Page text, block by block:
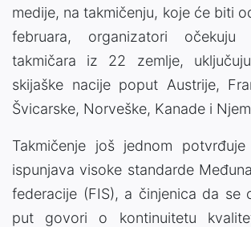
medije, na takmičenju, koje će biti
februara, organizatori
takmičara iz 22 zemlje,
skijaške nacije poput Austrije,
Švicarske, Norveške, Kanade i
Takmičenje još jednom
ispunjava visoke standarde
federacije (FIS), a činjenica da se
put govori o kontinuitetu